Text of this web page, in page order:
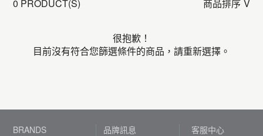
0 PRODUCT(S) 商品排序
很抱歉！
目前沒有符合您篩選條件的商品，請重新選擇。
BRANDS 品牌訊息 客服中心